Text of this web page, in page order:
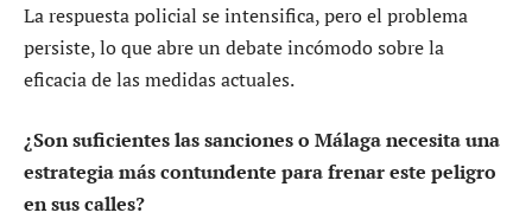
La respuesta policial se intensifica, pero el problema
persiste, lo que abre un debate incómodo sobre la
eficacia de las medidas actuales.
¿Son suficientes las sanciones o Málaga necesita una
estrategia más contundente para frenar este peligro
en sus calles?